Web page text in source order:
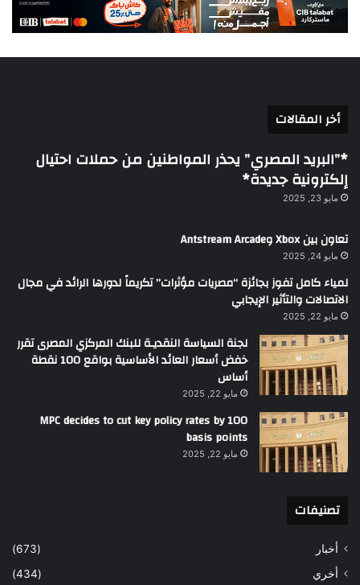
أخر المقالات
*”البريد المصري” يحذر المواطنين من حملات احتيال
إلكترونية جديدة*
مايو 23, 2025
تعاون بين Xbox وAntstream Arcade
مايو 24, 2025
لمياء كامل تفوز بجائزة “مصريات مؤثرات” تكريماً لدورها الرائد في مجال
الاتصالات والتأثير الإيجابي
مايو 22, 2025
لجنة السياسة النقديـة للبنك المركزي المصرى تقرر
خفض أسعار العائد الأساسية بواقع 100 نقطة
أساس
مايو 22, 2025
MPC decides to cut key policy rates by 100
basis points
مايو 22, 2025
تصنيفات
أخبار
(673)
أخري
(434)